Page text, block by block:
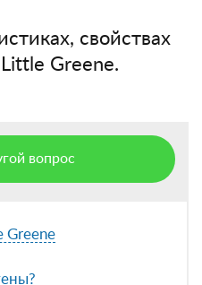
свойствах
Greene.
вопрос
Greene